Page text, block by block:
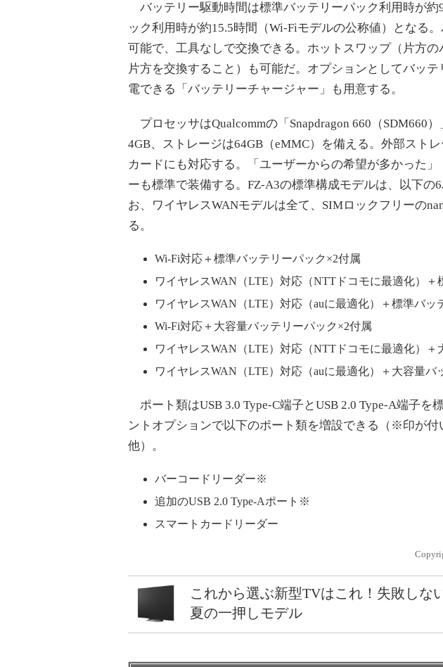
バッテリー駆動時間は標準バッテリーパック利用時が約
ック利用時が約15.5時間（Wi-Fiモデルの公称値）となる
可能で、工具なしで交換できる。ホットスワップ（片方の
片方を交換すること）も可能だ。オプションとしてバッ
電できる「バッテリーチャージャー」も用意する。
プロセッサはQualcommの「Snapdragon 660（SDM660
4GB、ストレージは64GB（eMMC）を備える。外部スト
カードにも対応する。「ユーザーからの希望が多かった
ーも標準で装備する。FZ-A3の標準構成モデルは、以下の
お、ワイヤレスWANモデルは全て、SIMロックフリーの
る。
Wi-Fi対応＋標準バッテリーパック×2付属
ワイヤレスWAN（LTE）対応（NTTドコモに最適化）＋
ワイヤレスWAN（LTE）対応（auに最適化）＋標準バッ
Wi-Fi対応＋大容量バッテリーパック×2付属
ワイヤレスWAN（LTE）対応（NTTドコモに最適化）＋
ワイヤレスWAN（LTE）対応（auに最適化）＋大容量バ
ポート類はUSB 3.0 Type-C端子とUSB 2.0 Type-A端子を
ントオプションで以下のポート類を増設できる（※印が付
他）。
バーコードリーダー※
追加のUSB 2.0 Type-Aポート※
スマートカードリーダー
これから選ぶ新型TVはこれ！失敗しな
夏の一押しモデル